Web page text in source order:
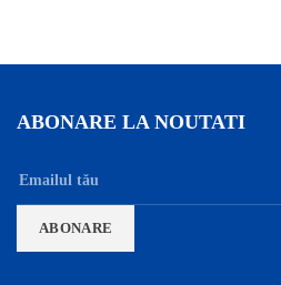
ABONARE LA NOUTATI